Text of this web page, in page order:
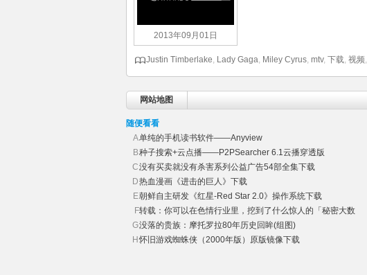
2013年09月01日
Justin Timberlake, Lady Gaga, Miley Cyrus, mtv, 下载, 视频,
网站地图
随便看看
单纯的手机读书软件——Anyview
种子搜索+云点播——P2PSearcher 6.1云播穿透版
没有买卖就没有杀害系列公益广告54部全集下载
热血漫画《进击的巨人》下载
朝鲜自主研发《红星-Red Star 2.0》操作系统下载
转载：你可以在色情行业里，挖到了什么惊人的「秘密大数
没落的贵族：摩托罗拉80年历史回眸(组图)
怀旧游戏蜘蛛侠（2000年版）原版镜像下载